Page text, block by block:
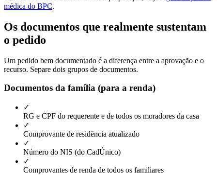
médica do BPC.
Os documentos que realmente sustentam
o pedido
Um pedido bem documentado é a diferença entre a aprovação e o
recurso. Separe dois grupos de documentos.
Documentos da família (para a renda)
✓
RG e CPF do requerente e de todos os moradores da casa
✓
Comprovante de residência atualizado
✓
Número do NIS (do CadÚnico)
✓
Comprovantes de renda de todos os familiares